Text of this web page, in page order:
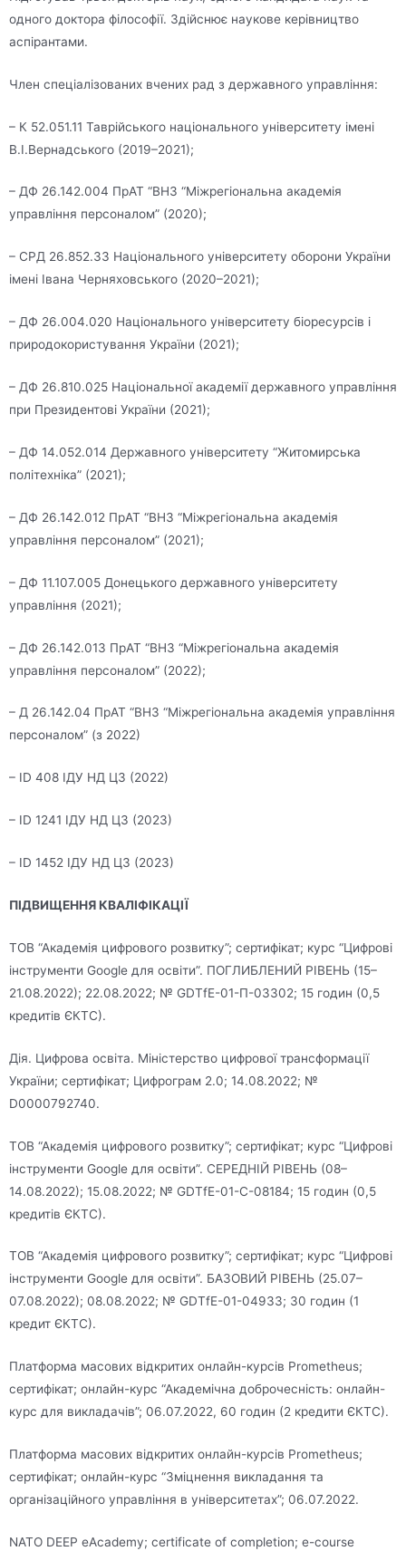
одного доктора філософії. Здійснює наукове керівництво
аспірантами.
Член спеціалізованих вчених рад з державного управління:
– К 52.051.11 Таврійського національного університету імені
В.І.Вернадського (2019–2021);
– ДФ 26.142.004 ПрАТ “ВНЗ “Міжрегіональна академія
управління персоналом” (2020);
– СРД 26.852.33 Національного університету оборони України
імені Івана Черняховського (2020–2021);
– ДФ 26.004.020 Національного університету біоресурсів і
природокористування України (2021);
– ДФ 26.810.025 Національної академії державного управління
при Президентові України (2021);
– ДФ 14.052.014 Державного університету “Житомирська
політехніка” (2021);
– ДФ 26.142.012 ПрАТ “ВНЗ “Міжрегіональна академія
управління персоналом” (2021);
– ДФ 11.107.005 Донецького державного університету
управління (2021);
– ДФ 26.142.013 ПрАТ “ВНЗ “Міжрегіональна академія
управління персоналом” (2022);
– Д 26.142.04 ПрАТ “ВНЗ “Міжрегіональна академія управління
персоналом” (з 2022)
– ID 408 ІДУ НД ЦЗ (2022)
– ID 1241 ІДУ НД ЦЗ (2023)
– ID 1452 ІДУ НД ЦЗ (2023)
ПІДВИЩЕННЯ КВАЛІФІКАЦІЇ
ТОВ “Академія цифрового розвитку”; сертифікат; курс “Цифрові
інструменти Google для освіти”. ПОГЛИБЛЕНИЙ РІВЕНЬ (15–
21.08.2022); 22.08.2022; № GDTfE-01-П-03302; 15 годин (0,5
кредитів ЄКТС).
Дія. Цифрова освіта. Міністерство цифрової трансформації
України; сертифікат; Цифрограм 2.0; 14.08.2022; №
D0000792740.
ТОВ “Академія цифрового розвитку”; сертифікат; курс “Цифрові
інструменти Google для освіти”. СЕРЕДНІЙ РІВЕНЬ (08–
14.08.2022); 15.08.2022; № GDTfE-01-С-08184; 15 годин (0,5
кредитів ЄКТС).
ТОВ “Академія цифрового розвитку”; сертифікат; курс “Цифрові
інструменти Google для освіти”. БАЗОВИЙ РІВЕНЬ (25.07–
07.08.2022); 08.08.2022; № GDTfE-01-04933; 30 годин (1
кредит ЄКТС).
Платформа масових відкритих онлайн-курсів Prometheus;
сертифікат; онлайн-курс “Академічна доброчесність: онлайн-
курс для викладачів”; 06.07.2022, 60 годин (2 кредити ЄКТС).
Платформа масових відкритих онлайн-курсів Prometheus;
сертифікат; онлайн-курс “Зміцнення викладання та
організаційного управління в університетах”; 06.07.2022.
NATO DEEP eAcademy; certificate of completion; e-course